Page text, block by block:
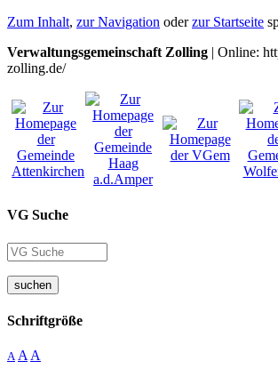
Zum Inhalt, zur Navigation oderzur Startseite
Verwaltungsgemeinschaft Zolling | Online:
zolling.de/
VG Suche
suchen
Schriftgröße
A A A